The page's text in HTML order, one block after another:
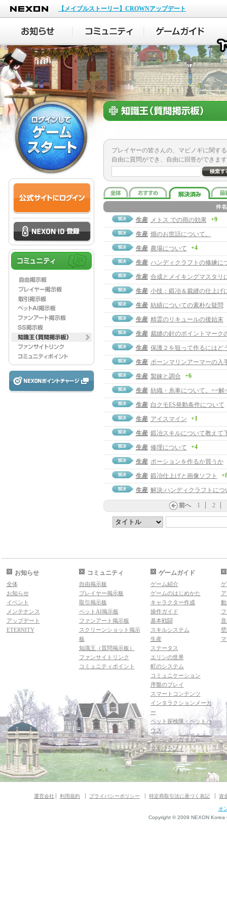
NEXON
【メイプルストーリー】CROWNアップデート
プレイヤーの皆さんの、マビノギに関す
自由に質問ができ、自由に回答ができま
生産 メトス での雨の効果 +9
生産 畑のお世話について。
生産 農場について +4
生産 ハンディクラフトの修練に
生産 合成とメイキングマスタリ
生産 小技：鍛冶＆裁縫の仕上げ
生産 紡績についての素朴な疑問
生産 精霊のリキュールの後始末
生産 裁縫の針のポイントマーク
生産 保護２を狙って作るにはど
生産 ボーンマリンアーマーの入
生産 製錬と調合 +6
生産 紡織・糸車について。==解
生産 白クモES発動条件について
生産 アイスマイン +1
生産 鍛冶スキルについて教えて
生産 修理について +4
生産 ポーションを作るか買うか
生産 鍛冶仕上げと画像ソフト
生産 解決:ハンディクラフトにつ
前へ 1 2
お知らせ
全体
お知らせ
イベント
メンテナンス
アップデート
ETERNITY
コミュニティ
自由掲示板
プレイヤー掲示板
取引掲示板
ペットAI掲示板
ファンアート掲示板
スクリーンショット掲示
板
知識王（質問掲示板）
ファンサイトリンク
コミュニティポイント
ゲームガイド
ゲーム紹介
ゲームのはじめかた
キャラクター作成
操作ガイド
基本戦闘
スキルシステム
生産
ステータス
エリンの世界
町のシステム
コミュニケーション
序盤のプレイ
スマートコンテンツ
インタラクションメーカ
ー
ペット探検隊・ペットハ
ウス
ダンジョンガイド
マギグラフィ
運営会社 利用規約 プライバシーポリシー 特定商取引法に基づく表記 資
オ
Copyright © 2009 NEXON Korea